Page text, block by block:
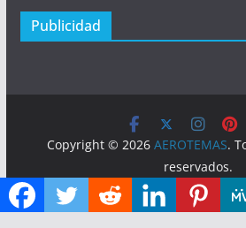
Publicidad
Copyright © 2026AEROTEMAS.
reservados.
Tema:ColorMag por ThemeGrill.